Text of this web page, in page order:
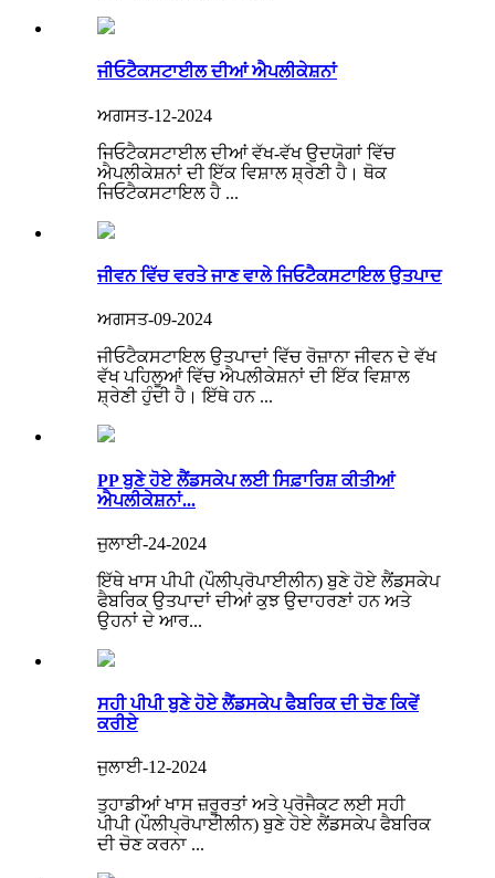
ਜੀਓਟੈਕਸਟਾਈਲ ਦੀਆਂ ਐਪਲੀਕੇਸ਼ਨਾਂ
ਅਗਸਤ-12-2024
ਜਿਓਟੈਕਸਟਾਈਲ ਦੀਆਂ ਵੱਖ-ਵੱਖ ਉਦਯੋਗਾਂ ਵਿੱਚ
ਐਪਲੀਕੇਸ਼ਨਾਂ ਦੀ ਇੱਕ ਵਿਸ਼ਾਲ ਸ਼੍ਰੇਣੀ ਹੈ। ਥੋਕ
ਜਿਓਟੈਕਸਟਾਇਲ ਹੈ ...
ਜੀਵਨ ਵਿੱਚ ਵਰਤੇ ਜਾਣ ਵਾਲੇ ਜਿਓਟੈਕਸਟਾਇਲ ਉਤਪਾਦ
ਅਗਸਤ-09-2024
ਜੀਓਟੈਕਸਟਾਇਲ ਉਤਪਾਦਾਂ ਵਿੱਚ ਰੋਜ਼ਾਨਾ ਜੀਵਨ ਦੇ ਵੱਖ
ਵੱਖ ਪਹਿਲੂਆਂ ਵਿੱਚ ਐਪਲੀਕੇਸ਼ਨਾਂ ਦੀ ਇੱਕ ਵਿਸ਼ਾਲ
ਸ਼੍ਰੇਣੀ ਹੁੰਦੀ ਹੈ। ਇੱਥੇ ਹਨ ...
PP ਬੁਣੇ ਹੋਏ ਲੈਂਡਸਕੇਪ ਲਈ ਸਿਫ਼ਾਰਿਸ਼ ਕੀਤੀਆਂ
ਐਪਲੀਕੇਸ਼ਨਾਂ...
ਜੁਲਾਈ-24-2024
ਇੱਥੇ ਖਾਸ ਪੀਪੀ (ਪੌਲੀਪ੍ਰੋਪਾਈਲੀਨ) ਬੁਣੇ ਹੋਏ ਲੈਂਡਸਕੇਪ
ਫੈਬਰਿਕ ਉਤਪਾਦਾਂ ਦੀਆਂ ਕੁਝ ਉਦਾਹਰਣਾਂ ਹਨ ਅਤੇ
ਉਹਨਾਂ ਦੇ ਆਰ...
ਸਹੀ ਪੀਪੀ ਬੁਣੇ ਹੋਏ ਲੈਂਡਸਕੇਪ ਫੈਬਰਿਕ ਦੀ ਚੋਣ ਕਿਵੇਂ
ਕਰੀਏ
ਜੁਲਾਈ-12-2024
ਤੁਹਾਡੀਆਂ ਖਾਸ ਜ਼ਰੂਰਤਾਂ ਅਤੇ ਪ੍ਰੋਜੈਕਟ ਲਈ ਸਹੀ
ਪੀਪੀ (ਪੌਲੀਪ੍ਰੋਪਾਈਲੀਨ) ਬੁਣੇ ਹੋਏ ਲੈਂਡਸਕੇਪ ਫੈਬਰਿਕ
ਦੀ ਚੋਣ ਕਰਨਾ ...